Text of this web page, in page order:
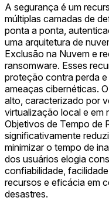
A segurança é um
múltiplas camadas de
ponta a ponta,
uma arquitetura de
Exclusão na Nuvem e
ransomware. Esses
proteção contra perda
ameaças cibernéticas.
alto, caracterizado por
virtualização local e em
Objetivos de Tempo de
significativamente
minimizar o tempo de
dos usuários elogia
confiabilidade,
recursos e eficácia em
desastres.